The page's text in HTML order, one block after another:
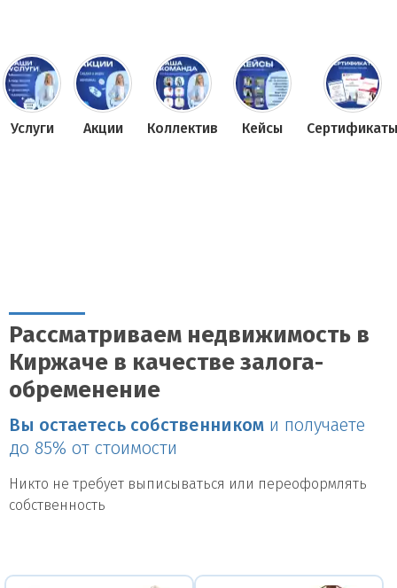
Услуги Акции Коллектив Кейсы Сертификаты
Рассматриваем недвижимость в
Киржаче в качестве залога-
обременение
Вы остаетесь собственником и получаете
до 85% от стоимости
Никто не требует выписываться или переоформлять
собственность